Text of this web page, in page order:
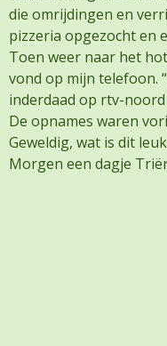
die omrijdingen en
pizzeria opgezocht en
Toen weer naar het
vond op mijn telefoon.
inderdaad op rtv-
De opnames waren
Geweldig, wat is dit
Morgen een dagje